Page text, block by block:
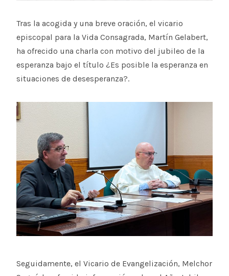
Tras la acogida y una breve oración, el vicario
episcopal para la Vida Consagrada, Martín Gelabert,
ha ofrecido una charla con motivo del jubileo de la
esperanza bajo el título ¿Es posible la esperanza en
situaciones de desesperanza?.
Seguidamente, el Vicario de Evangelización, Melchor